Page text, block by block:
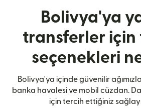
Bolivya'ya
transferler için
seçenekleri
Bolivya'ya içinde güvenilir
banka havalesi ve mobil cüzdan.
için tercih ettiğiniz